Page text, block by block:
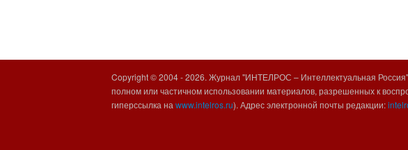
Copyright © 2004 -2026. Журнал "ИНТЕЛРОС – Интеллектуальная
полном или частичном использовании материалов, разрешенных к
гиперссылка на www.intelros.ru). Адрес электронной почты редакции: